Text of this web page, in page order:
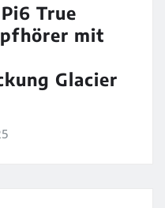
True
mit
Glacier